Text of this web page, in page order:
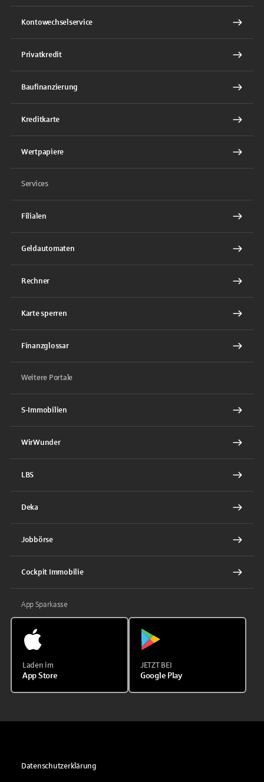
Kontowechselservice
Privatkredit
Baufinanzierung
Kreditkarte
Wertpapiere
Services
Filialen
Geldautomaten
Rechner
Karte sperren
Finanzglossar
Weitere Portale
S-Immobilien
WirWunder
LBS
Deka
Jobbörse
Cockpit Immobilie
App Sparkasse
Laden im
App Store
JETZT BEI
Google Play
Datenschutzerklärung